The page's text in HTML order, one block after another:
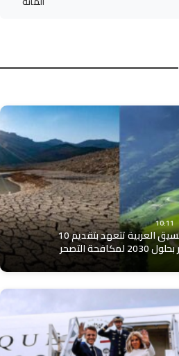
10:11
مجموعة التنسيق العربية تتعهد بتقديم 10
التصحر